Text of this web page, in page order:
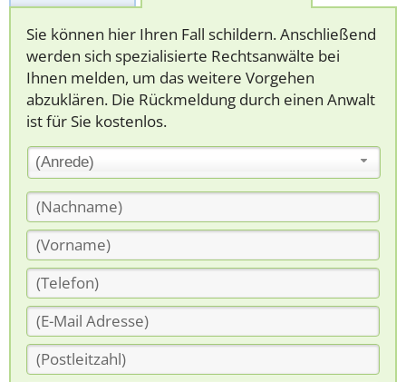
Sie können hier Ihren Fall schildern. Anschließend
werden sich spezialisierte Rechtsanwälte bei
Ihnen melden, um das weitere Vorgehen
abzuklären. Die Rückmeldung durch einen Anwalt
ist für Sie kostenlos.
(Anrede)